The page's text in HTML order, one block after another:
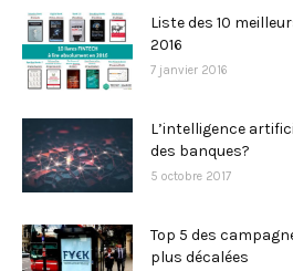
Liste des 10
2016
7 janvier 2016
L’intelligence
des banques?
5 octobre 2017
Top 5 des
plus décalées